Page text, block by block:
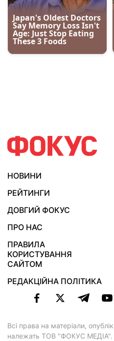
НОВИНИ
РЕЙТИНГИ
ДОВГИЙ ФОКУС
ПРО НАС
ПРАВИЛА
КОРИСТУВАННЯ
САЙТОМ
РЕДАКЦІЙНА ПОЛІТИКА
Всі права на матеріали,
належать ТОВ "ФОКУС МЕДІА".